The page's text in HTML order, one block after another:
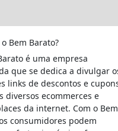
Bem Barato?
é uma empresa
que se dedica a divulgar
links de descontos e
diversos ecommerces e
da internet. Com o Bem
consumidores podem